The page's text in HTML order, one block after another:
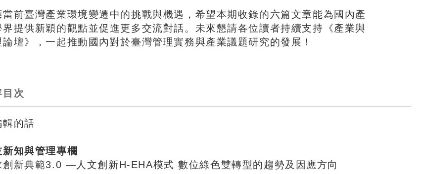
當前臺灣產業環境變遷中的挑戰與機遇，希望本期收錄的六篇文章能為國內產
界提供新穎的觀點並促進更多交流對話。未來懇請各位讀者持續支持《產業與
論壇》，一起推動國內對於臺灣管理實務與產業議題研究的發展！
目次
輯的話
新知與管理專欄
創新典範3.0 —人文創新H-EHA模式 數位綠色雙轉型的趨勢及因應方向